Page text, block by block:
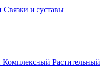
Связки и суставы
Комплексный Растительный